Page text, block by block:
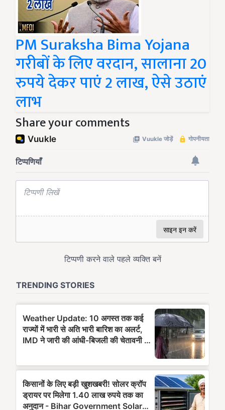
PM Suraksha Bima Yojana
गरीबों के लिए वरदान, सालाना 20
रुपये देकर पाएं 2 लाख, ऐसे उठाएं
लाभ
Share your comments